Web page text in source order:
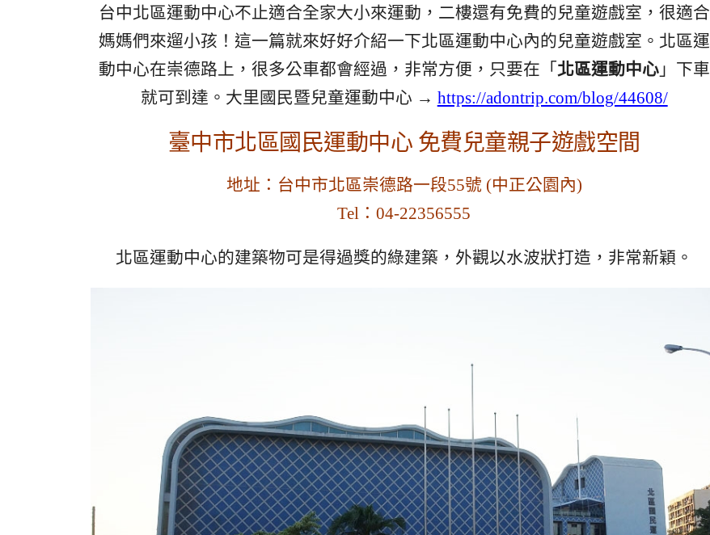
台中北區運動中心不止適合全家大小來運動，二樓還有免費的兒童遊戲室，很適合
媽媽們來遛小孩！這一篇就來好好介紹一下北區運動中心內的兒童遊戲室。北區運
動中心在崇德路上，很多公車都會經過，非常方便，只要在「 北區運動中心」下車
就可到達。大里國民暨兒童運動中心 → https://adontrip.com/blog/44608/
臺中市北區國民運動中心 免費兒童親子遊戲空間
地址：台中市北區崇德路一段55號 (中正公園內)
Tel：04-22356555
北區運動中心的建築物可是得過獎的綠建築，外觀以水波狀打造，非常新穎。